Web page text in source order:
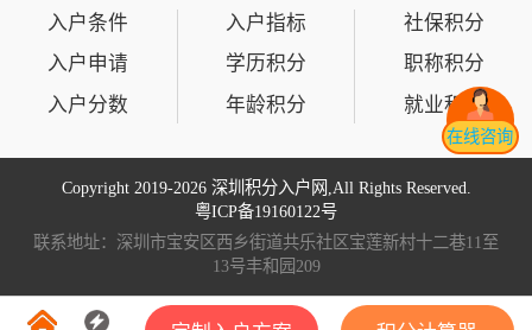
在线咨询
入户条件
入户申请
入户分数
入户指标
学历积分
年龄积分
社保积分
职称积分
就业积分
Copyright 2019-2026 深圳积分入户网,All Rights Reserved.
粤ICP备19160122号
联系地址：深圳市宝安区西乡街道共乐社区宝莲新村十二巷11至
13号丰和园209